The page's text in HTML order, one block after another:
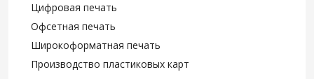
Цифровая печать
Офсетная печать
Широкоформатная печать
Производство пластиковых карт